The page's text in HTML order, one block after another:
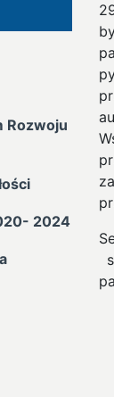
Rozwoju
2024